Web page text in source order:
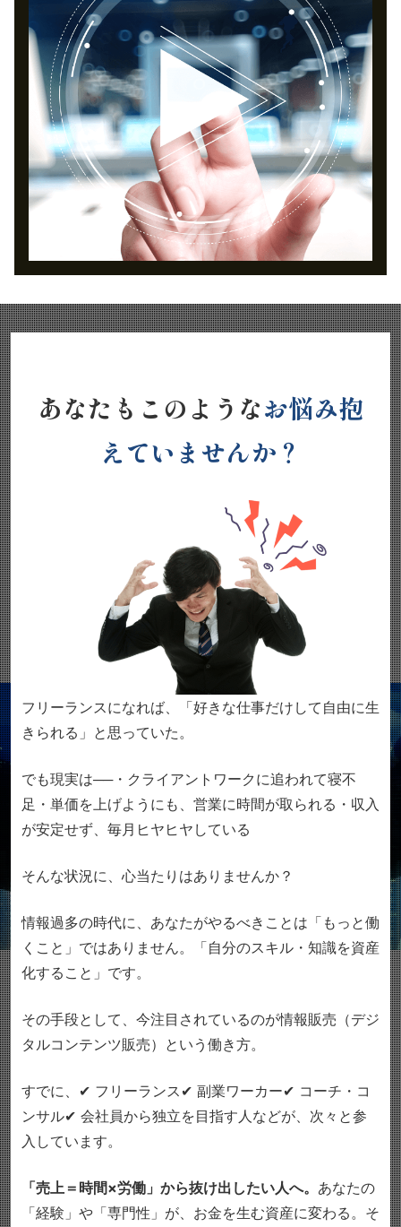
あなたもこのようなお悩み抱
えていませんか？
フリーランスになれば、
「好きな仕事だけして自由に生
きられる」と思っていた。
でも現実は──・クライアントワークに追われて寝不
足 ・単価を上げようにも、営業に時間が取られる ・収入
が安定せず、毎月ヒヤヒヤしている
そんな状況に、心当たりはありませんか？
情報過多の時代に、あなたがやるべきことは「もっと働
くこと」ではありません。
「自分のスキル・知識を資産
化すること」です。
その手段として、今注目されているのが情報販売（デジ
タルコンテンツ販売）という働き方。
すでに、 ✔ フリーランス ✔ 副業ワーカー✔ コーチ・コ
ンサル✔ 会社員から独立を目指す人 などが、次々と参
入しています。
「売上＝時間×労働」から抜け出したい人へ。 あなたの
「経験」や「専門性」が、お金を生む資産に変わる。 そ